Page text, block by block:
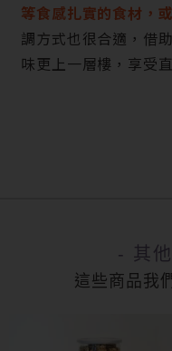
等食感扎實的食材，
調方式也很合適，借
味更上一層樓，享受
- 其
這些商品我